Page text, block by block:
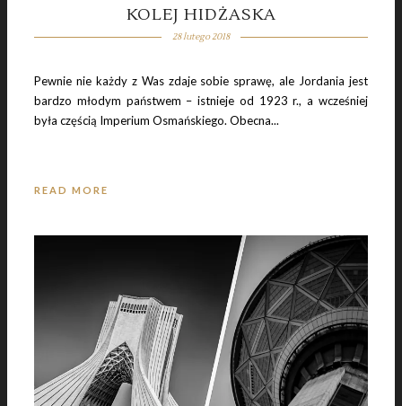
KOLEJ HIDŻASKA
28 lutego 2018
Pewnie nie każdy z Was zdaje sobie sprawę, ale Jordania jest
bardzo młodym państwem – istnieje od 1923 r., a wcześniej
była częścią Imperium Osmańskiego. Obecna...
READ MORE